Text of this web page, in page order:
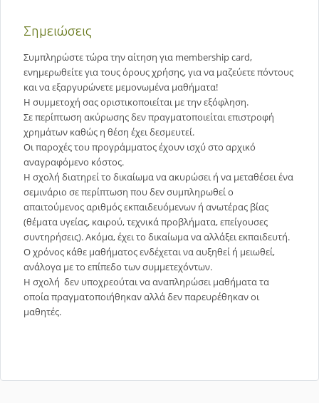
Σημειώσεις
Συμπληρώστε τώρα την αίτηση για membership card,
ενημερωθείτε για τους όρους χρήσης, για να μαζεύετε πόντους
και να εξαργυρώνετε μεμονωμένα μαθήματα!
Η συμμετοχή σας οριστικοποιείται με την εξόφληση.
Σε περίπτωση ακύρωσης δεν πραγματοποιείται επιστροφή
χρημάτων καθώς η θέση έχει δεσμευτεί.
Οι παροχές του προγράμματος έχουν ισχύ στο αρχικό
αναγραφόμενο κόστος.
Η σχολή διατηρεί το δικαίωμα να ακυρώσει ή να μεταθέσει ένα
σεμινάριο σε περίπτωση που δεν συμπληρωθεί ο
απαιτούμενος αριθμός εκπαιδευόμενων ή ανωτέρας βίας
(θέματα υγείας, καιρού, τεχνικά προβλήματα, επείγουσες
συντηρήσεις). Ακόμα, έχει το δικαίωμα να αλλάξει εκπαιδευτή.
Ο χρόνος κάθε μαθήματος ενδέχεται να αυξηθεί ή μειωθεί,
ανάλογα με το επίπεδο των συμμετεχόντων.
Η σχολή δεν υποχρεούται να αναπληρώσει μαθήματα τα
οποία πραγματοποιήθηκαν αλλά δεν παρευρέθηκαν οι
μαθητές.